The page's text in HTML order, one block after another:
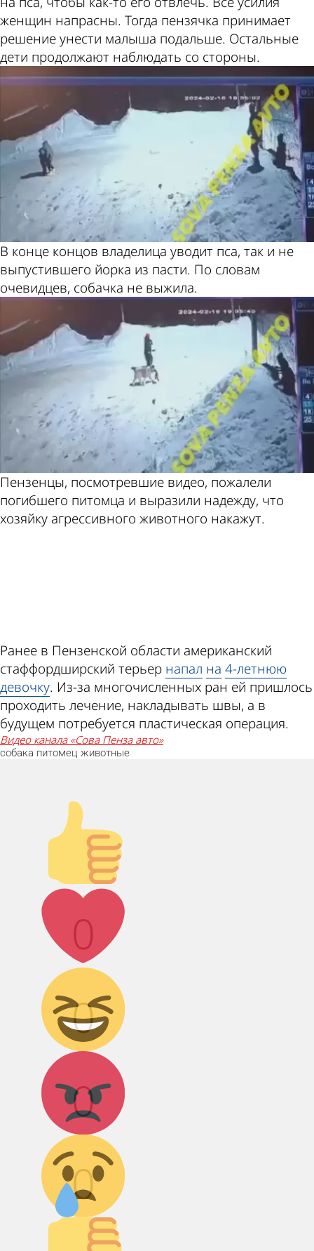
женщин напрасны. Тогда пензячка принимает
решение унести малыша подальше. Остальные
дети продолжают наблюдать со стороны.
В конце концов владелица уводит пса, так и не
выпустившего йорка из пасти. По словам
очевидцев, собачка не выжила.
Пензенцы, посмотревшие видео, пожалели
погибшего питомца и выразили надежду, что
хозяйку агрессивного животного накажут.
Ранее в Пензенской области американский
стаффордширский терьер напал на 4-летнюю
девочку. Из-за многочисленных ран ей пришлось
проходить лечение, накладывать швы, а в
будущем потребуется пластическая операция.
видео канала «Сова Пенза авто»
собака питомец животные
Палец вверх!
0
Лайк!
0
Дикий смех!
0
Агрессия!
0
Грусть :(
Палец вниз!